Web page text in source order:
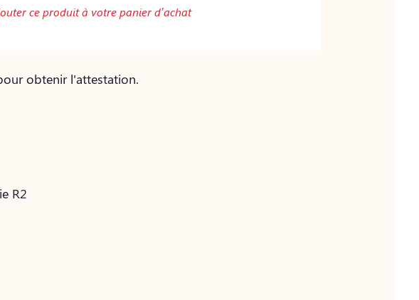
ce produit à votre panier d’achat
obtenir l'attestation.
R2